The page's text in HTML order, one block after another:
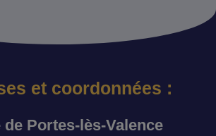
et coordonnées :
de Portes-lès-Valence